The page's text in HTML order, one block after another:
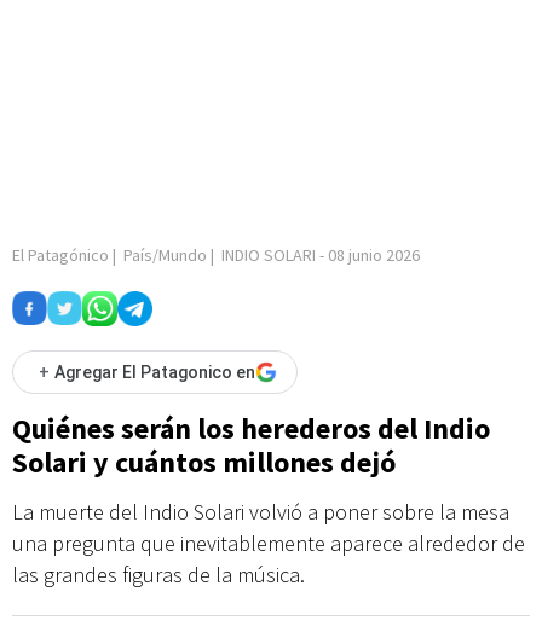
El Patagónico | País/Mundo | INDIO SOLARI - 08 junio 2026
+ Agregar El Patagonico en
Quiénes serán los herederos del Indio
Solari y cuántos millones dejó
La muerte del Indio Solari volvió a poner sobre la mesa
una pregunta que inevitablemente aparece alrededor de
las grandes figuras de la música.